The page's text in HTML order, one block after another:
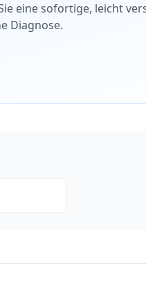
eine sofortige, leicht
Diagnose.